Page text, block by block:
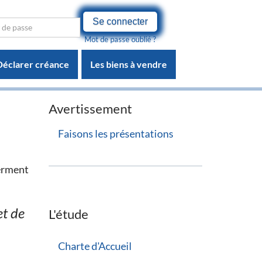
Se connecter
Mot de passe oublié ?
créance Les biens à vendre
Avertissement
Faisons les présentations
L'étude
Charte d'Accueil
de